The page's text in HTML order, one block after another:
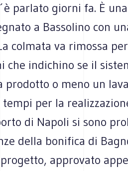
parlato giorni fa. È
a Bassolino con
colmata va rimossa
che indichino se il
prodotto o meno un
per la
di Napoli si sono
della bonifica di
approvato